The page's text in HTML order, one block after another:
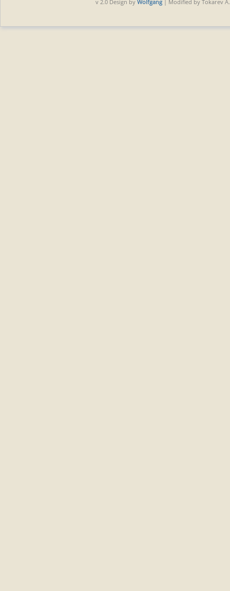
v 2.0 Design by Wolfgang | Modified by Tokarev